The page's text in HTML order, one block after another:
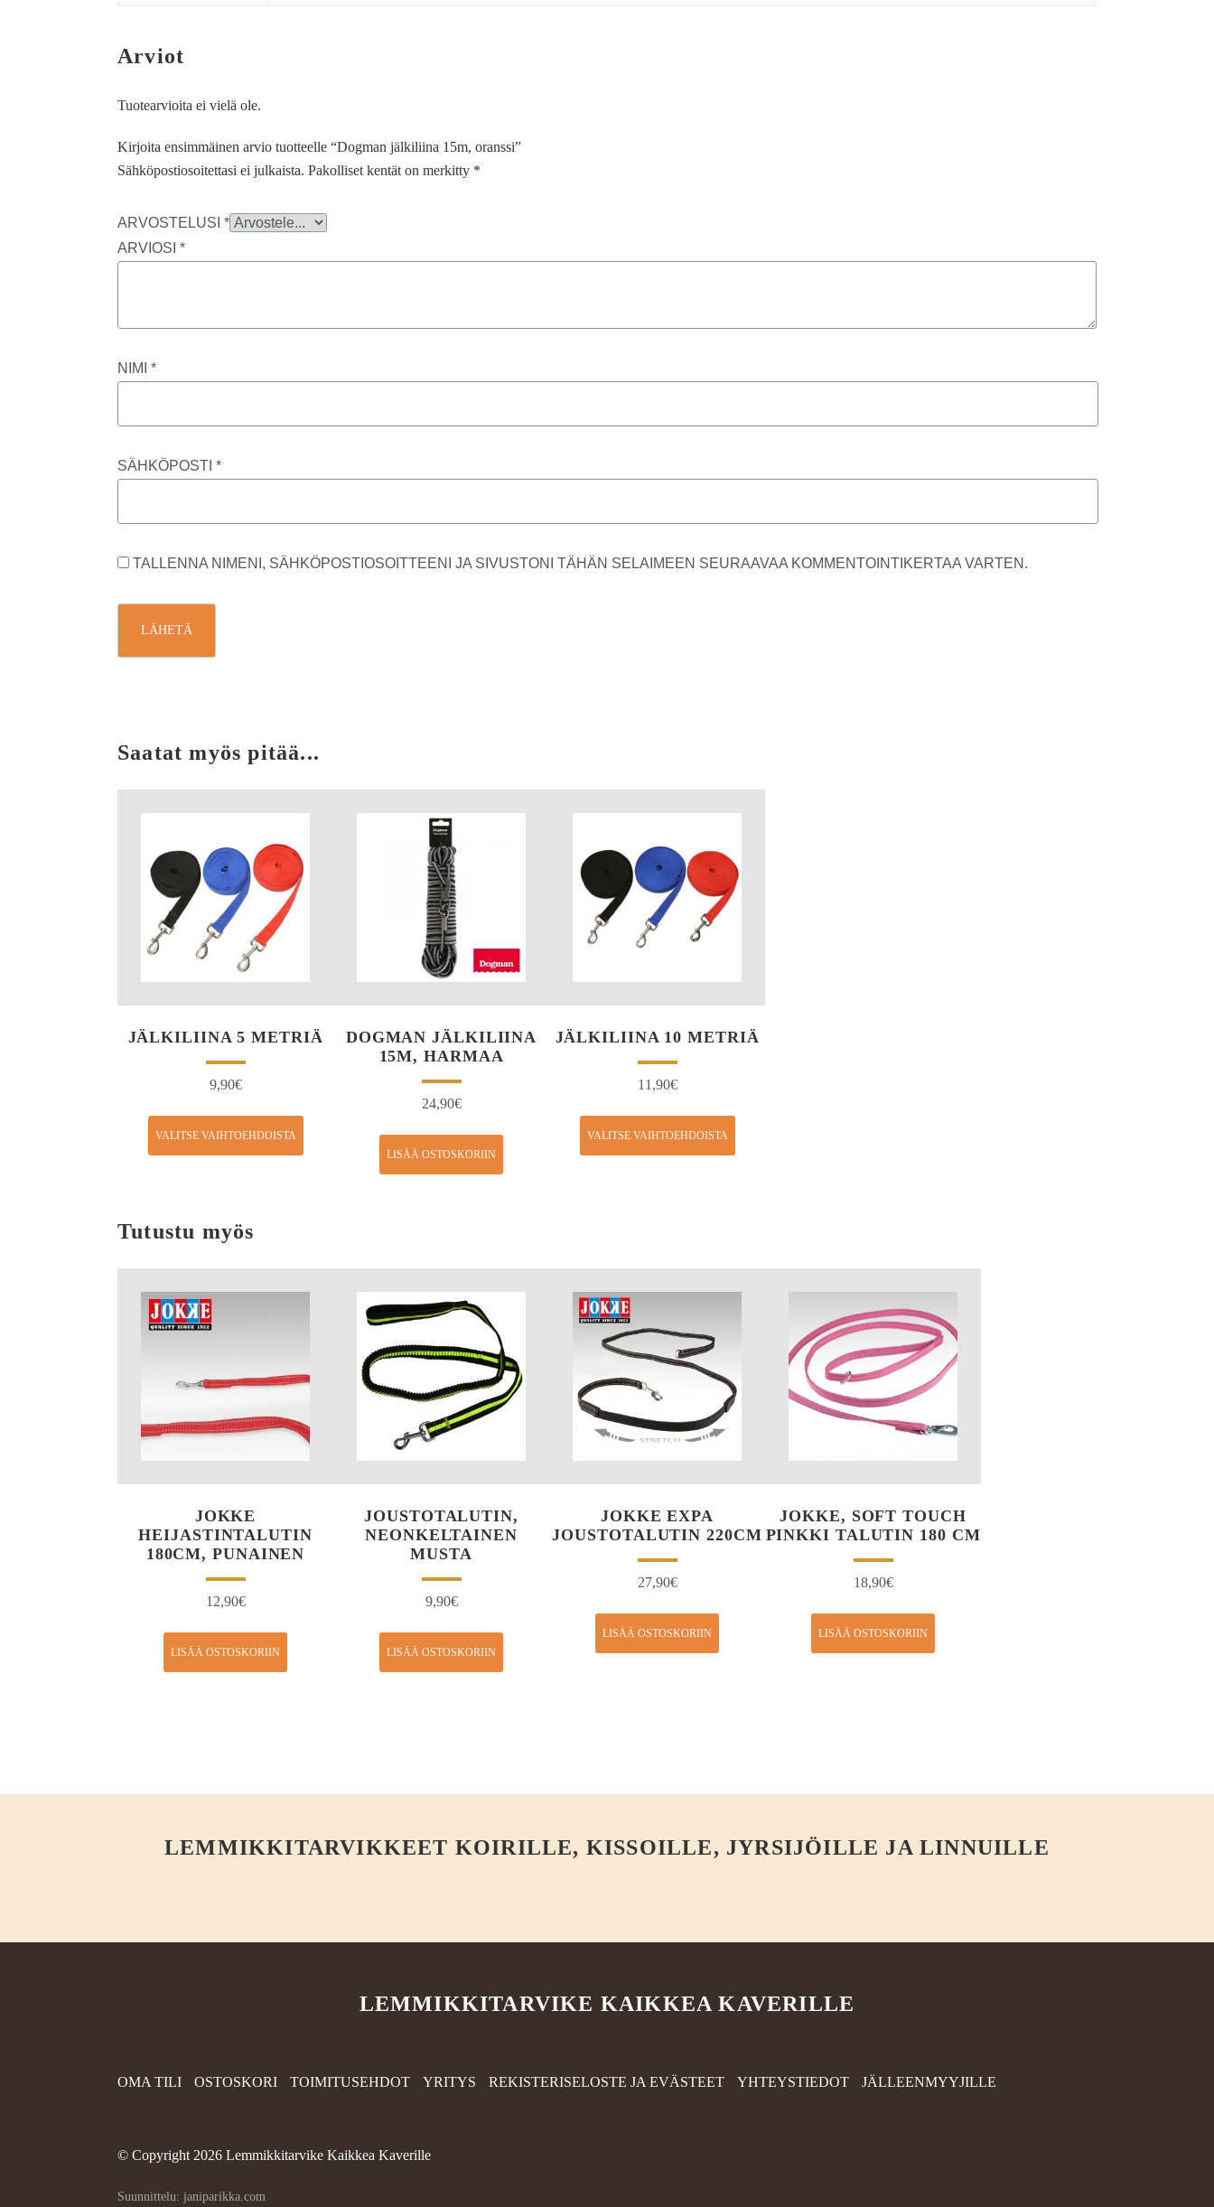
Arviot
Tuotearvioita ei vielä ole.
Kirjoita ensimmäinen arvio tuotteelle “Dogman jälkiliina 15m, oranssi”
Sähköpostiosoitettasi ei julkaista. Pakolliset kentät on merkitty *
ARVOSTELUSI*
ARVIOSI*
NIMI*
SÄHKÖPOSTI*
TALLENNA NIMENI, SÄHKÖPOSTIOSOITTEENI JA SIVUSTONI TÄHÄN SELAIMEEN SEURAAVAA KOMMENTOINTIKERTAA VARTEN.
Saatat myös pitää...
JÄLKILIINA 5 METRIÄ
9,90€
VALITSE VAIHTOEHDOISTA
DOGMAN JÄLKILIINA
15M, HARMAA
24,90€
LISÄÄ OSTOSKORIIN
JÄLKILIINA 10 METRIÄ
11,90€
VALITSE VAIHTOEHDOISTA
Tutustu myös
JOKKE
HEIJASTINTALUTIN
180CM, PUNAINEN
12,90€
LISÄÄ OSTOSKORIIN
JOUSTOTALUTIN,
NEONKELTAINEN
MUSTA
9,90€
LISÄÄ OSTOSKORIIN
JOKKE EXPA
JOUSTOTALUTIN 220CM
27,90€
LISÄÄ OSTOSKORIIN
JOKKE, SOFT TOUCH
PINKKI TALUTIN 180 CM
18,90€
LISÄÄ OSTOSKORIIN
LEMMIKKITARVIKKEET KOIRILLE, KISSOILLE, JYRSIJÖILLE JA LINNUILLE
LEMMIKKITARVIKE KAIKKEA KAVERILLE
OMA TILI OSTOSKORI TOIMITUSEHDOT YRITYS REKISTERISELOSTE JA EVÄSTEET YHTEYSTIEDOT JÄLLEENMYYJILLE
© Copyright 2026 Lemmikkitarvike Kaikkea Kaverille
Suunnittelu: janiparikka.com